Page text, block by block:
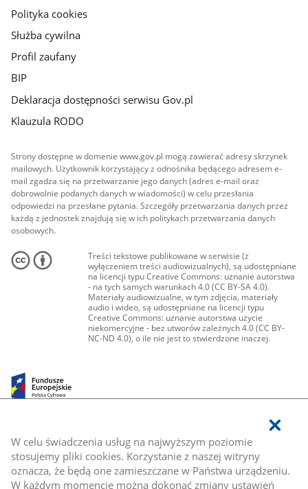
W celu świadczenia usług na najwyższym poziomie
stosujemy pliki cookies. Korzystanie z naszej witryny
oznacza, że będą one zamieszczane w Państwa urządzeniu.
W każdym momencie można dokonać zmiany ustawień
Polityka cookies
Służba cywilna
Profil zaufany
BIP
Deklaracja dostępności serwisu Gov.pl
Klauzula RODO
Strony dostępne w domenie www.gov.pl mogą zawierać adresy skrzynek
mailowych. Użytkownik korzystający z odnośnika będącego adresem e-
mail zgadza się na przetwarzanie jego danych (adres e-mail oraz
dobrowolnie podanych danych w wiadomości) w celu przesłania
odpowiedzi na przesłane pytania. Szczegóły przetwarzania danych przez
każdą z jednostek znajdują się w ich politykach przetwarzania danych
osobowych.
Treści tekstowe publikowane w serwisie (z
wyłączeniem treści audiowizualnych), są udostępniane
na licencji typu Creative Commons: uznanie autorstwa
- na tych samych warunkach 4.0 (CC BY-SA 4.0).
Materiały audiowizualne, w tym zdjęcia, materiały
audio i wideo, są udostępniane na licencji typu
Creative Commons: uznanie autorstwa użycie
niekomercyjne - bez utworów zależnych 4.0 (CC BY-
NC-ND 4.0), o ile nie jest to stwierdzone inaczej.